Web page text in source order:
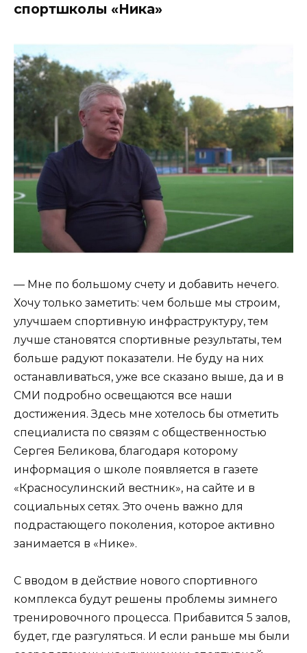
спортшколы «Ника»
— Мне по большому счету и добавить нечего.
Хочу только заметить: чем больше мы строим,
улучшаем спортивную инфраструктуру, тем
лучше становятся спортивные результаты, тем
больше радуют показатели. Не буду на них
останавливаться, уже все сказано выше, да и в
СМИ подробно освещаются все наши
достижения. Здесь мне хотелось бы отметить
специалиста по связям с общественностью
Сергея Беликова, благодаря которому
информация о школе появляется в газете
«Красносулинский вестник», на сайте и в
социальных сетях. Это очень важно для
подрастающего поколения, которое активно
занимается в «Нике».
С вводом в действие нового спортивного
комплекса будут решены проблемы зимнего
тренировочного процесса. Прибавится 5 залов,
будет, где разгуляться. И если раньше мы были